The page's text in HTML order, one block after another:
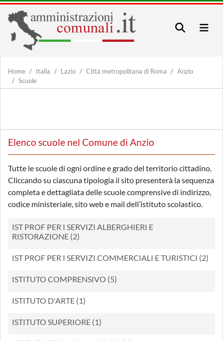
Home Italia Lazio Città metropolitana di Roma
Anzio
Scuole
Elenco scuole nel Comune di Anzio
Tutte le scuole di ogni ordine e grado del territorio cittadino.
Cliccando su ciascuna tipologia il sito presenterà la sequenza
completa e dettagliata delle scuole comprensive di indirizzo,
codice ministeriale, sito web e mail dell’istituto scolastico.
IST PROF PER I SERVIZI ALBERGHIERI E
RISTORAZIONE (2)
IST PROF PER I SERVIZI COMMERCIALI E TURISTICI (2)
ISTITUTO COMPRENSIVO (5)
ISTITUTO D'ARTE (1)
ISTITUTO SUPERIORE (1)